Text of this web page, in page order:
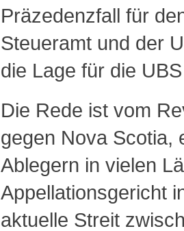
Präzedenzfall für
Steueramt und der
die Lage für die
Die Rede ist vom
gegen Nova Scotia,
Ablegern in vielen
Appellationsgericht
aktuelle Streit